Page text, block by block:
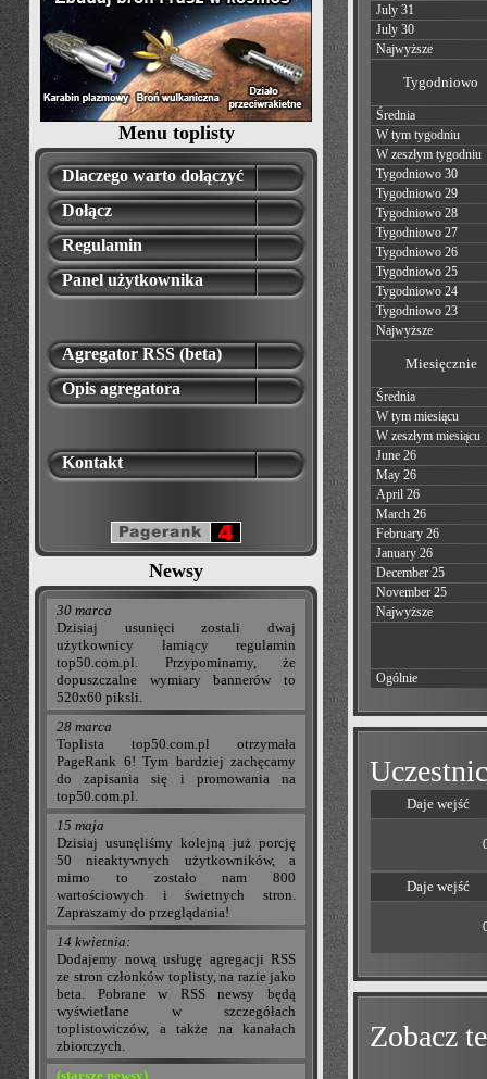
Menu toplisty
Dlaczego warto dołączyć
Dołącz
Regulamin
Panel użytkownika
Agregator RSS (beta)
Opis agregatora
Kontakt
Newsy
30 marca
Dzisiaj usunięci zostali dwaj
użytkownicy łamiący regulamin
top50.com.pl. Przypominamy, że
dopuszczalne wymiary bannerów to
520x60 piksli.
28 marca
Toplista top50.com.pl otrzymała
PageRank 6! Tym bardziej zachęcamy
do zapisania się i promowania na
top50.com.pl.
15 maja
Dzisiaj usunęliśmy kolejną już porcję
50 nieaktywnych użytkowników, a
mimo to zostało nam 800
wartościowych i świetnych stron.
Zapraszamy do przeglądania!
14 kwietnia:
Dodajemy nową usługę agregacji RSS
ze stron członków toplisty, na razie jako
beta. Pobrane w RSS newsy będą
wyświetlane w szczegółach
toplistowiczów, a także na kanałach
zbiorczych.
(starsze newsy)
July 31
July 30
Najwyższe
Tygodniowo
Średnia
W tym tygodniu
W zeszłym tygodniu
Tygodniowo 30
Tygodniowo 29
Tygodniowo 28
Tygodniowo 27
Tygodniowo 26
Tygodniowo 25
Tygodniowo 24
Tygodniowo 23
Najwyższe
Miesięcznie
Średnia
W tym miesiącu
W zeszłym miesiącu
June 26
May 26
April 26
March 26
February 26
January 26
December 25
November 25
Najwyższe
Ogólnie
Daje wejść
Daje wejść
Zobacz